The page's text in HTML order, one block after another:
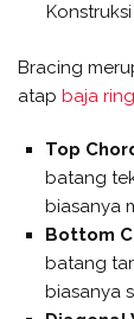
Bracing
atap baja
Top
batang
biasanya
Bottom
batang
biasanya